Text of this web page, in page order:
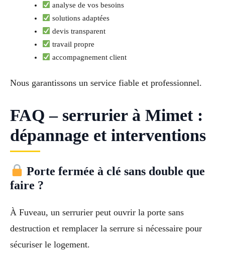
analyse de vos besoins
solutions adaptées
devis transparent
travail propre
accompagnement client
Nous garantissons un service fiable et professionnel.
FAQ – serrurier à Mimet :
dépannage et interventions
Porte fermée à clé sans double que
faire ?
À Fuveau, un serrurier peut ouvrir la porte sans
destruction et remplacer la serrure si nécessaire pour
sécuriser le logement.